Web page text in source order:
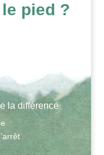
pied ?
la différence